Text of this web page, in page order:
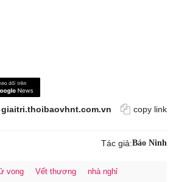
giaitri.thoibaovhnt.com.vn copy link
Tác giả:Bảo Ninh
vong Vết thương nhà nghỉ